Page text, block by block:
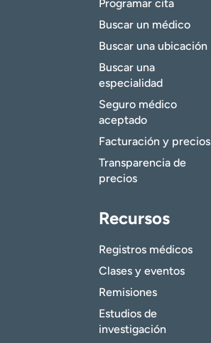
Programar cita
Buscar un médico
Buscar una ubicación
Buscar una
especialidad
Seguro médico
aceptado
Facturación y precios
Transparencia de
precios
Recursos
Registros médicos
Clases y eventos
Remisiones
Estudios de
investigación